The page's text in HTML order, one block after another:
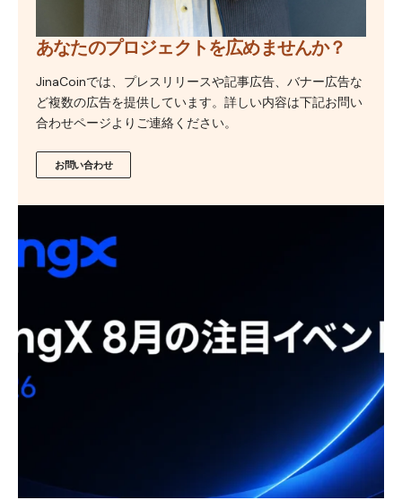
あなたのプロジェクトを広めませんか？
JinaCoinでは、プレスリリースや記事広告、バナー広告な
ど複数の広告を提供しています。詳しい内容は下記お問い
合わせページよりご連絡ください。
お問い合わせ